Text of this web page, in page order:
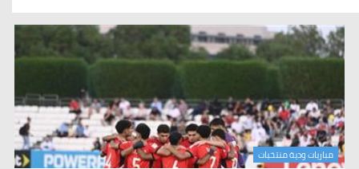
مباريات ودية منتخبات